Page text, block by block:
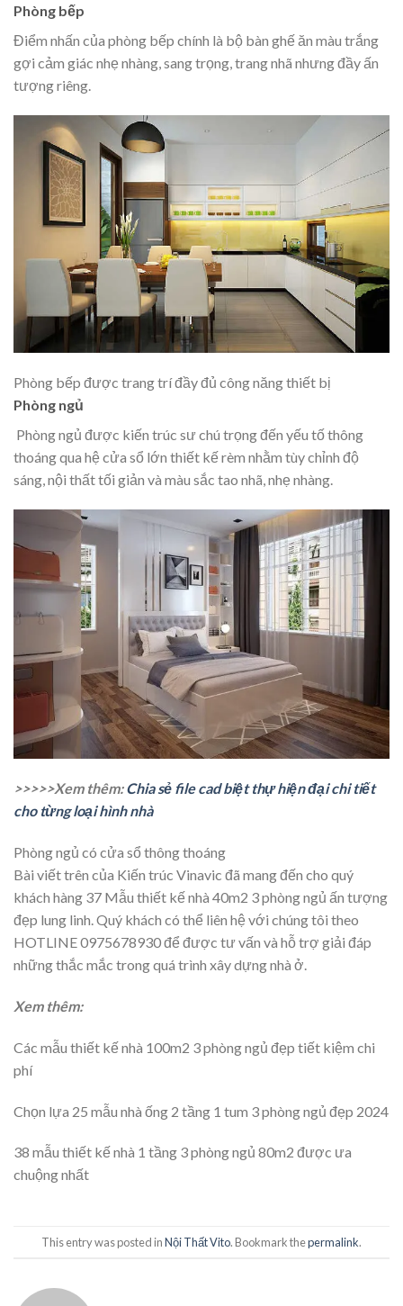
Phòng bếp
Điểm nhấn của phòng bếp chính là bộ bàn ghế ăn màu trắng
gợi cảm giác nhẹ nhàng, sang trọng, trang nhã nhưng đầy ấn
tượng riêng.
Phòng bếp được trang trí đầy đủ công năng thiết bị
Phòng ngủ
Phòng ngủ được kiến trúc sư chú trọng đến yếu tố thông
thoáng qua hệ cửa sổ lớn thiết kế rèm nhằm tùy chỉnh độ
sáng, nội thất tối giản và màu sắc tao nhã, nhẹ nhàng.
>>>>>Xem thêm:Chia sẻ file cad biệt thự hiện đại chi tiết
cho từng loại hình nhà
Phòng ngủ có cửa sổ thông thoáng
Bài viết trên của Kiến trúc Vinavic đã mang đến cho quý
khách hàng 37 Mẫu thiết kế nhà 40m2 3 phòng ngủ ấn tượng
đẹp lung linh. Quý khách có thể liên hệ với chúng tôi theo
HOTLINE 0975678930 để được tư vấn và hỗ trợ giải đáp
những thắc mắc trong quá trình xây dựng nhà ở.
Xem thêm:
Các mẫu thiết kế nhà 100m2 3 phòng ngủ đẹp tiết kiệm chi
phí
Chọn lựa 25 mẫu nhà ống 2 tầng 1 tum 3 phòng ngủ đẹp 2024
38 mẫu thiết kế nhà 1 tầng 3 phòng ngủ 80m2 được ưa
chuộng nhất
This entry was posted inNội Thất Vito. Bookmark thepermalink.